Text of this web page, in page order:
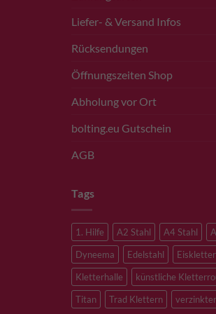
Liefer- & Versand Infos
Rücksendungen
Öffnungszeiten Shop
Abholung vor Ort
bolting.eu Gutschein
AGB
Tags
1. Hilfe A2 Stahl A4 Stahl
Dyneema
Edelstahl
Kletterhalle
künstliche
Titan
Trad Klettern